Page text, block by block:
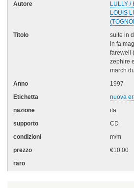
LULLY /
LOUIS
suite in
in fa
farewell
zephire
march
1997
nuova
ita
CD
m/m
€10.00